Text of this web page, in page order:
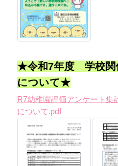
★令和7年度 学校関
について★
R7幼稚園評価アンケート集
について.pdf